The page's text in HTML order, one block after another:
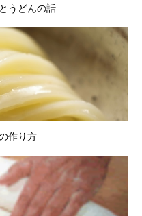
うどんの話
作り方